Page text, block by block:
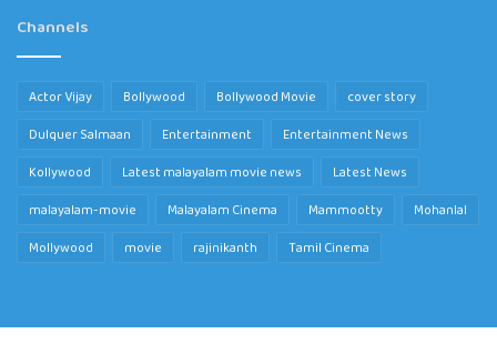
Channels
Actor Vijay Bollywood Bollywood Movie
cover story
Dulquer Salmaan
Entertainment
Entertainment News
Kollywood
Latest malayalam movie news
Latest News
malayalam-movie
Malayalam Cinema Mammootty
Mohanlal
Mollywood
movie rajinikanth Tamil Cinema